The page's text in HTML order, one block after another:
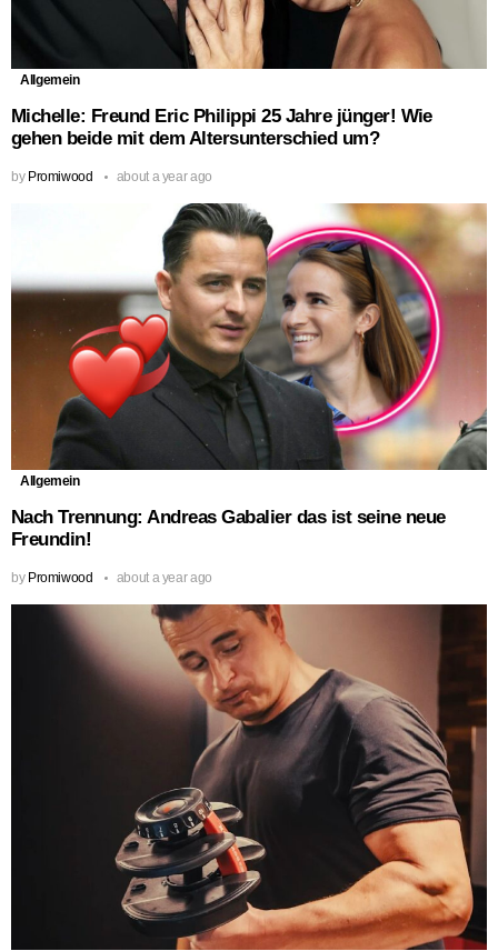
Allgemein
Michelle: Freund Eric Philippi 25 Jahre jünger! Wie
gehen beide mit dem Altersunterschied um?
by Promiwood about a year ago
Allgemein
Nach Trennung: Andreas Gabalier das ist seine neue
Freundin!
by Promiwood about a year ago